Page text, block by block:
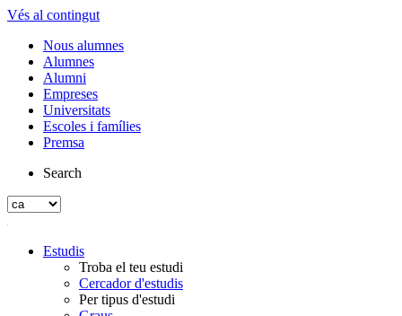
Vés al contingut
Nous alumnes
Alumnes
Alumni
Empreses
Universitats
Escoles i famílies
Premsa
Search
Estudis
Troba el teu estudi
Cercador d'estudis
Per tipus d'estudi